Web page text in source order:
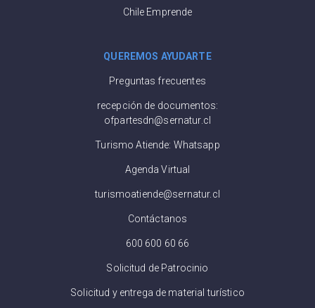
Chile Emprende
QUEREMOS AYUDARTE
Preguntas frecuentes
recepción de documentos:
ofpartesdn@sernatur.cl
Turismo Atiende: Whatsapp
Agenda Virtual
turismoatiende@sernatur.cl
Contáctanos
600 600 60 66
Solicitud de Patrocinio
Solicitud y entrega de material turístico